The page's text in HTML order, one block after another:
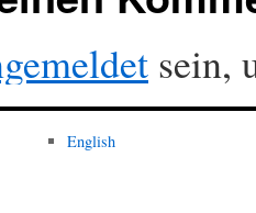
sein,
English